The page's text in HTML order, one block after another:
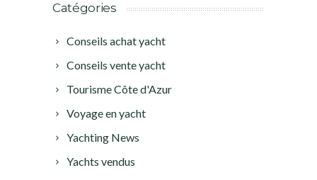
Catégories
Conseils achat yacht
Conseils vente yacht
Tourisme Côte d'Azur
Voyage en yacht
Yachting News
Yachts vendus